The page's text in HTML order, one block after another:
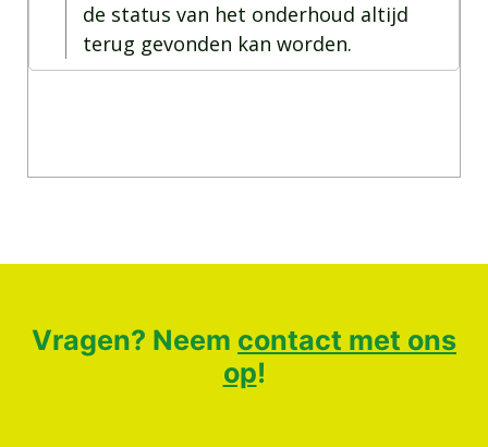
de status van het onderhoud altijd
terug gevonden kan worden.
Vragen? Neem contact met ons
op!